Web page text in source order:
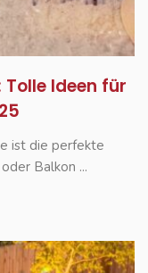
Ideen für
ist die perfekte
Balkon ...